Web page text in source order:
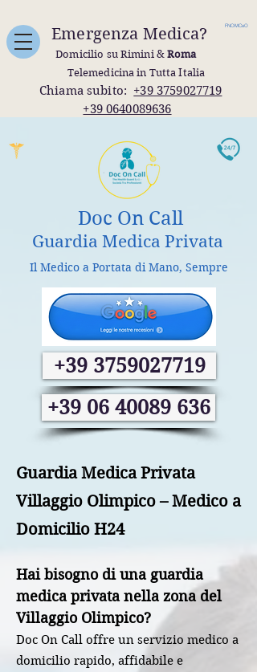
Doc On Call
Guardia Medica Privata
+39 3759027719
Emergenza Medica?
Domicilio su Rimini &Roma
Telemedicina in Tutta Italia
Chiama subito: +39 3759027719
+39 0640089636
FNOMCeO
Il Medico a Portata di Mano, Sempre
+39 06 40089 636
Guardia Medica Privata
Villaggio Olimpico – Medico a
Domicilio H24
Hai bisogno di una guardia
medica privata nella zona del
Villaggio Olimpico?
Doc On Call offre un servizio medico a
domicilio rapido, affidabile e